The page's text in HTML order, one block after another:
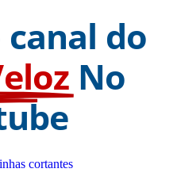
do
No
cortantes